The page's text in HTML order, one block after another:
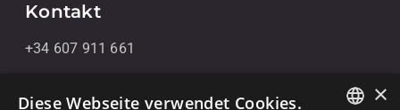
Kontakt
+34 607 911 661
×
Diese Webseite verwendet Cookies.